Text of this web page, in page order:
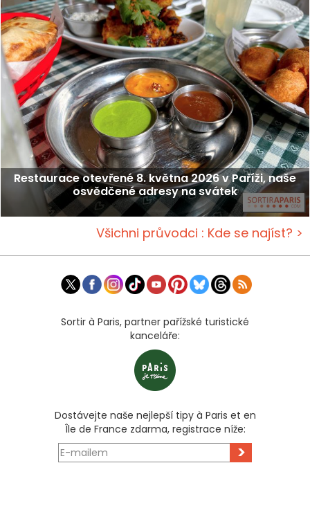
Restaurace otevřené 8. května 2026 v Paříži, naše
osvědčené adresy na svátek
Všichni průvodci : Kde se najíst? >
Sortir à Paris, partner pařížské turistické
kanceláře:
Dostávejte naše nejlepší tipy à Paris et en
Île de France zdarma, registrace níže:
>